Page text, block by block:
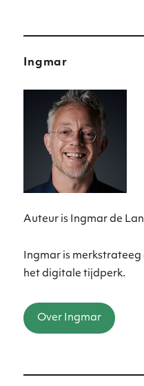
Ingmar
Auteur is Ingmar de
Ingmar is
het digitale tijdperk.
Over Ingmar